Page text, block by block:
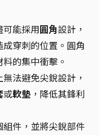
可能採用圓角設計，
穿刺的位置。圓角
的集中衝擊。
法避免尖銳設計，
或軟墊 ，降低其鋒利
件，並將尖銳部件